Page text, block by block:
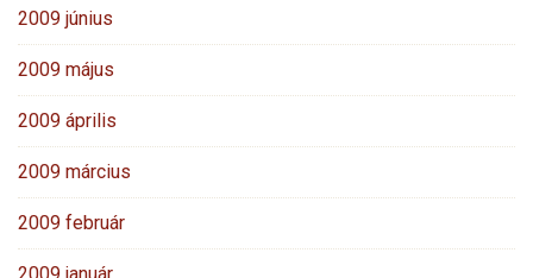
2009 június
2009 május
2009 április
2009 március
2009 február